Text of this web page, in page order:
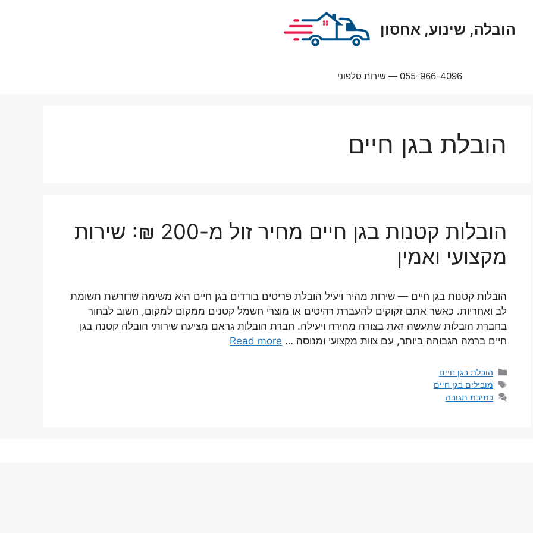
הובלה, שינוע, אחסון
055-966-4096 — שירות טלפוני
הובלת בגן חיים
הובלות קטנות בגן חיים מחיר זול מ-200 ₪: שירות
מקצועי ואמין
הובלות קטנות בגן חיים — שירות מהיר ויעיל הובלת פריטים בודדים בגן חיים היא משימה שדורשת תשומת
לב ואחריות. כאשר אתם זקוקים להעברת רהיטים או מוצרי חשמל קטנים ממקום למקום, חשוב לבחור
בחברת הובלות שתעשה זאת בצורה מהירה ויעילה. חברת הובלות גראם מציעה שירותי הובלה קטנה בגן
חיים ברמה הגבוהה ביותר, עם צוות מקצועי ומנוסה … Read more
קטגוריות
הובלת בגן חיים
תגיות
מובילים בגן חיים
כתיבת תגובה